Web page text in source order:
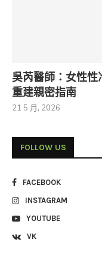
吳芮醫師：女性
重建親密指南
21 5 月, 2026
FOLLOW US
FACEBOOK
INSTAGRAM
YOUTUBE
VK